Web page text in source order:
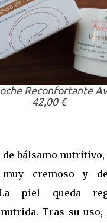
Reconfortante
42,00 €
de bálsamo nutritivo,
cremoso y
piel queda
Tras su uso,